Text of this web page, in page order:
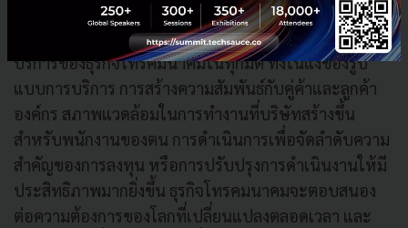
ในขณะที่โลกธุรกิจกำลังก้าวไปข้างหน้านี้ ไม่ว่า “ชีวิตวิถี
ใหม่” จะเป็นอย่างไร การเปลี่ยนแปลงจะส่งผลต่อการให้
บริการของธุรกิจโทรคมนาคมในทุกมิติ ทั้งในแง่ของรูป
แบบการบริการ การสร้างความสัมพันธ์กับคู่ค้าและลูกค้า
องค์กร สภาพแวดล้อมในการทำงานที่บริษัทสร้างขึ้น
สำหรับพนักงานของตน การดำเนินการเพื่อจัดลำดับความ
สำคัญของการลงทุน หรือการปรับปรุงการดำเนินงานให้มี
ประสิทธิภาพมากยิ่งขึ้น ธุรกิจโทรคมนาคมจะตอบสนอง
ต่อความต้องการของโลกที่เปลี่ยนแปลงตลอดเวลา และ